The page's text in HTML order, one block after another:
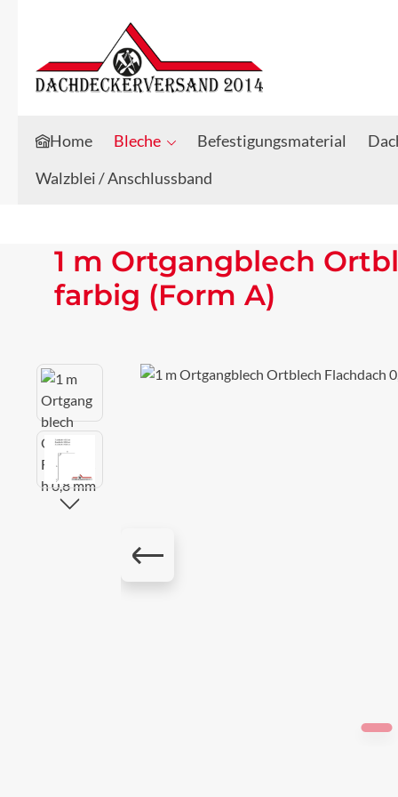
Zum Hauptinhalt springen
Zur Suche springen
Home Bleche Befestigungsmaterial
Walzblei / Anschlussband
1 m Ortgangblech
farbig (Form A)
Bildergalerie überspringen